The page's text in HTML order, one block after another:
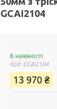
GCAI2104
В наявності
Код: GCAI2104
13 970 ₴